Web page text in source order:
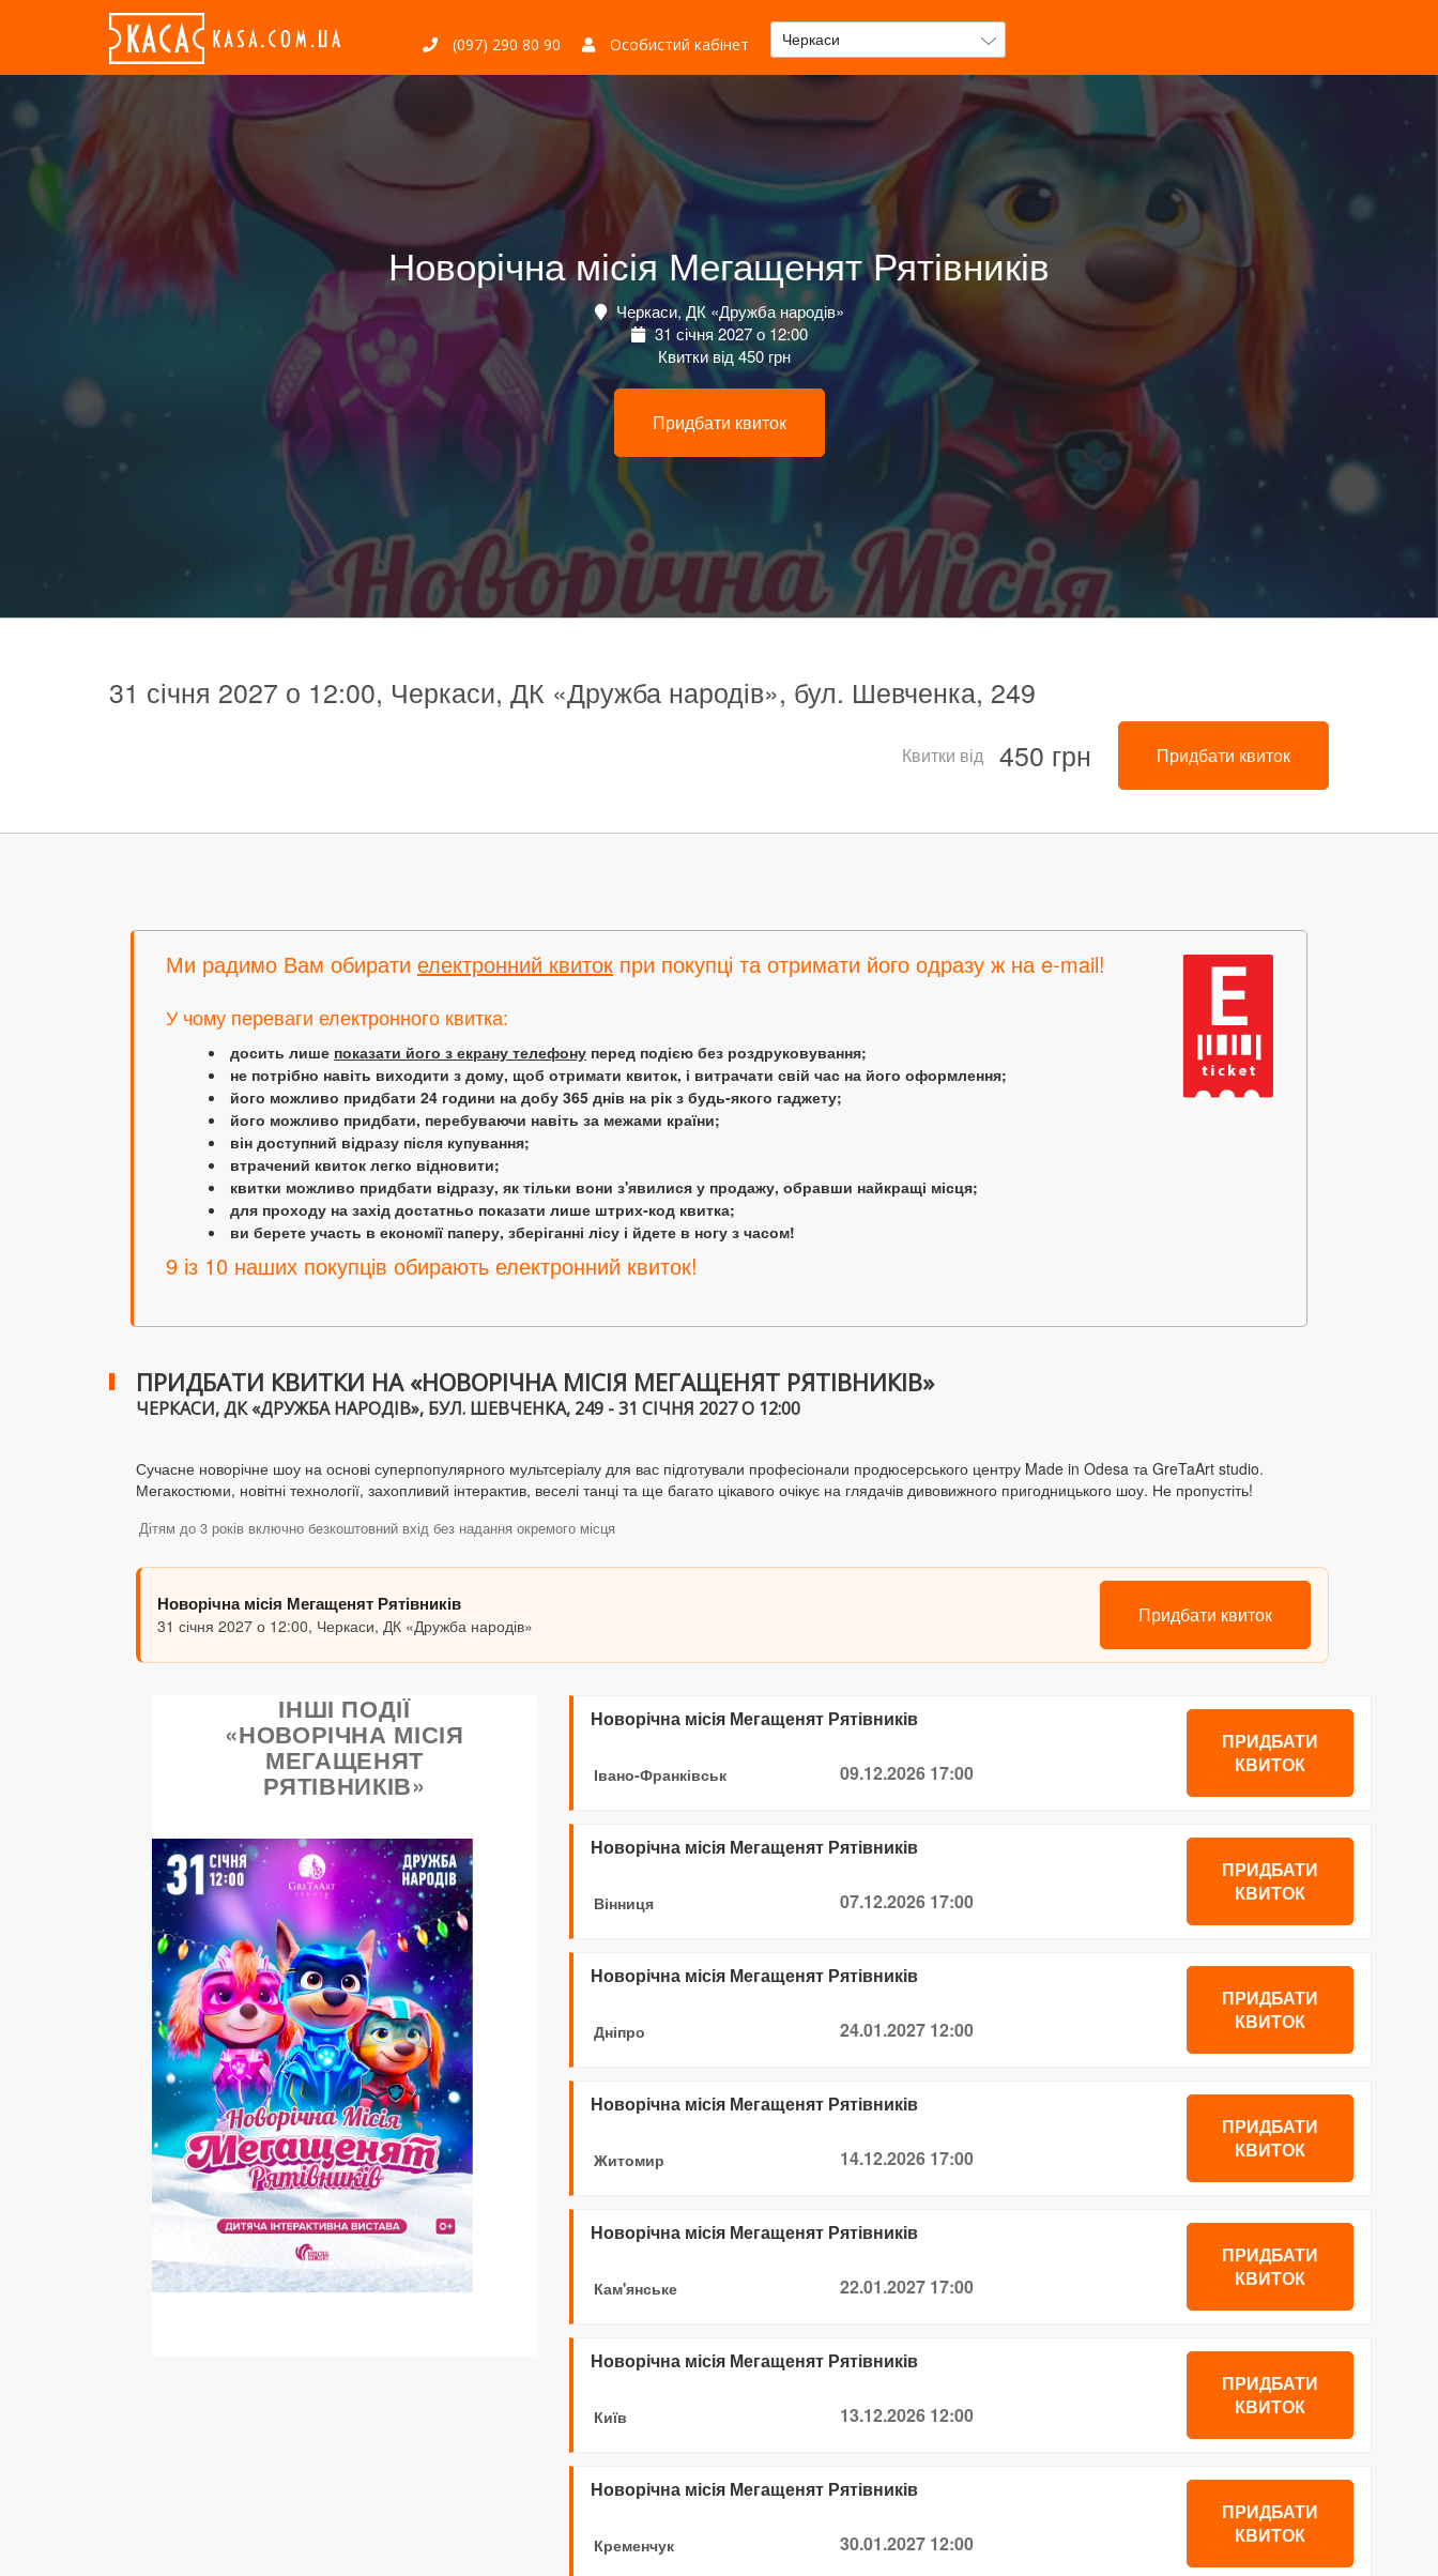
(097) 290 80 90 Особистий кабінет Черкаси
Новорічна місія Мегащенят Рятівників
Черкаси, ДК «Дружба народів»
31 січня 2027 о 12:00
Квитки від 450 грн
Придбати квиток
31 січня 2027 о 12:00, Черкаси, ДК «Дружба народів», бул. Шевченка, 249
Квитки від 450 грн Придбати квиток
Ми радимо Вам обирати електронний квиток при покупці та отримати його одразу ж на e-mail!
У чому переваги електронного квитка:
досить лише показати його з екрану телефону перед подією без роздруковування;
не потрібно навіть виходити з дому, щоб отримати квиток, і витрачати свій час на його оформлення;
його можливо придбати 24 години на добу 365 днів на рік з будь-якого гаджету;
його можливо придбати, перебуваючи навіть за межами країни;
він доступний відразу після купування;
втрачений квиток легко відновити;
квитки можливо придбати відразу, як тільки вони з'явилися у продажу, обравши найкращі місця;
для проходу на захід достатньо показати лише штрих-код квитка;
ви берете участь в економії паперу, зберіганні лісу і йдете в ногу з часом!
9 із 10 наших покупців обирають електронний квиток!
ПРИДБАТИ КВИТКИ НА «НОВОРІЧНА МІСІЯ МЕГАЩЕНЯТ РЯТІВНИКІВ»
ЧЕРКАСИ, ДК «ДРУЖБА НАРОДІВ», БУЛ. ШЕВЧЕНКА, 249 - 31 СІЧНЯ 2027 О 12:00
Сучасне новорічне шоу на основі суперпопулярного мультсеріалу для вас підготували професіонали продюсерського центру Made in Odesa та GreTaArt studio.
Мегакостюми, новітні технології, захопливий інтерактив, веселі танці та ще багато цікавого очікує на глядачів дивовижного пригодницького шоу. Не пропустіть!
Дітям до 3 років включно безкоштовний вхід без надання окремого місця
Новорічна місія Мегащенят Рятівників
31 січня 2027 о 12:00, Черкаси, ДК «Дружба народів» Придбати квиток
ІНШІ ПОДІЇ
«НОВОРІЧНА МІСІЯ
МЕГАЩЕНЯТ
РЯТІВНИКІВ»
Новорічна місія Мегащенят Рятівників
Івано-Франківськ 09.12.2026 17:00
ПРИДБАТИ
КВИТОК
Новорічна місія Мегащенят Рятівників
Вінниця 07.12.2026 17:00
ПРИДБАТИ
КВИТОК
Новорічна місія Мегащенят Рятівників
Дніпро 24.01.2027 12:00
ПРИДБАТИ
КВИТОК
Новорічна місія Мегащенят Рятівників
Житомир 14.12.2026 17:00
ПРИДБАТИ
КВИТОК
Новорічна місія Мегащенят Рятівників
Кам'янське 22.01.2027 17:00
ПРИДБАТИ
КВИТОК
Новорічна місія Мегащенят Рятівників
Київ 13.12.2026 12:00
ПРИДБАТИ
КВИТОК
Новорічна місія Мегащенят Рятівників
Кременчук 30.01.2027 12:00
ПРИДБАТИ
КВИТОК